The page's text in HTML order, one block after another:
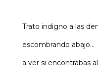
Trato indigno a las
escombrando abajo…
a ver si encontrabas